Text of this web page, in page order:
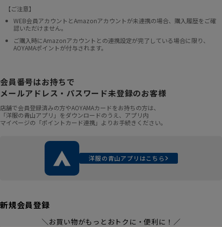
【ご注意】
WEB会員アカウントとAmazonアカウントが未連携の場合、購入履歴をご確
認いただけません。
ご購入時にAmazonアカウントとの連携設定が完了している場合に限り、
AOYAMAポイントが付与されます。
会員番号はお持ちで
メールアドレス・パスワード未登録のお客様
店舗で会員登録済みの方やAOYAMAカードをお持ちの方は、
「洋服の青山アプリ」をダウンロードのうえ、アプリ内
マイページの「ポイントカード連携」よりお手続きください。
洋服の青山アプリはこちら
新規会員登録
＼お買い物がもっとおトクに・便利に！／